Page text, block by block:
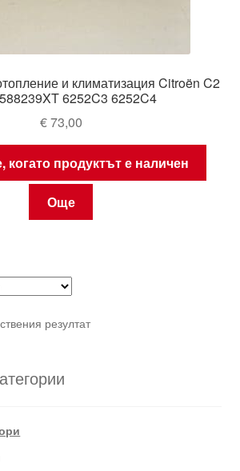
и климатизация Citroën C2
6252C3 6252C4
€73,00
когато продуктът е наличен
Още
резултат